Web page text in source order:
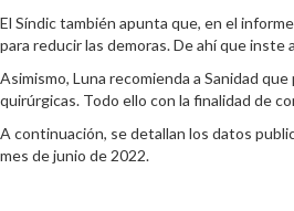
El Síndic también apunta que, en el
para reducir las demoras. De ahí que
Asimismo, Luna recomienda a Sanidad
quirúrgicas. Todo ello con la finalidad de
A continuación, se detallan los datos
mes de junio de 2022.